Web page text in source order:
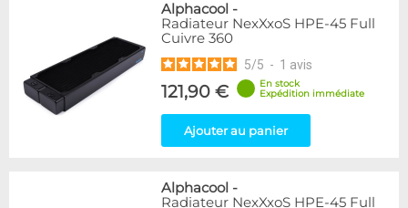
Alphacool -
Radiateur NexXxoS HPE-45 Full
Cuivre 360
5/5 - 1 avis
121,90 €
En stock
Expédition immédiate
Ajouter au panier
Alphacool -
Radiateur NexXxoS HPE-45 Full